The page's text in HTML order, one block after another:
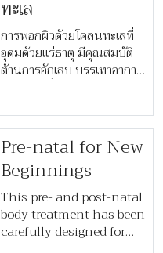
devitalised skin and
physical and mental
fatigue.
ทะเล​
​​การพอกผิวด้วยโคลนทะเลที่
อุดมด้วยแร่ธาตุ มีคุณสมบัติ
ต้านการอักเสบ บรรเทาอาการ
แปรงผิวแห้ง การผลัดเซลล์ผิว
และนวดน้ำมัน​
Pre-natal for New
Beginnings
This pre- and post-natal
body treatment has been
carefully designed for